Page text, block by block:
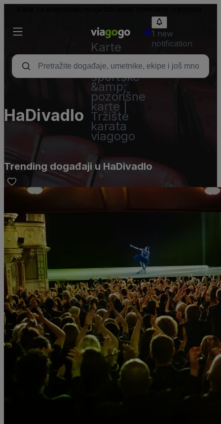
Karte
-
Koncertne,
sportske
&amp;
pozorišne
karte |
Tržište
karata
viagogo
1 new
notification
HaDivadlo
Trending događaji u HaDivadlo